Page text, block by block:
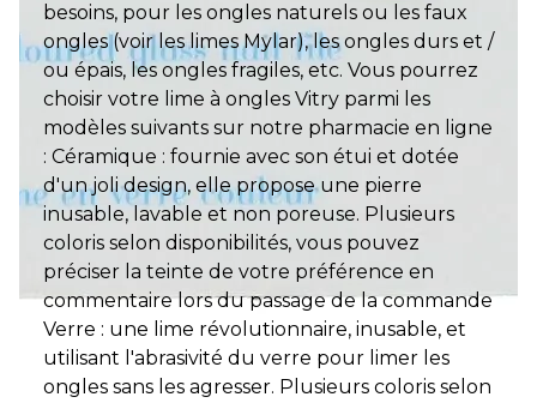
besoins, pour les ongles naturels ou les faux
ongles (voir les limes Mylar), les ongles durs et /
ou épais, les ongles fragiles, etc. Vous pourrez
choisir votre lime à ongles Vitry parmi les
modèles suivants sur notre pharmacie en ligne
: Céramique : fournie avec son étui et dotée
d'un joli design, elle propose une pierre
inusable, lavable et non poreuse. Plusieurs
coloris selon disponibilités, vous pouvez
préciser la teinte de votre préférence en
commentaire lors du passage de la commande
Verre : une lime révolutionnaire, inusable, et
utilisant l'abrasivité du verre pour limer les
ongles sans les agresser. Plusieurs coloris selon